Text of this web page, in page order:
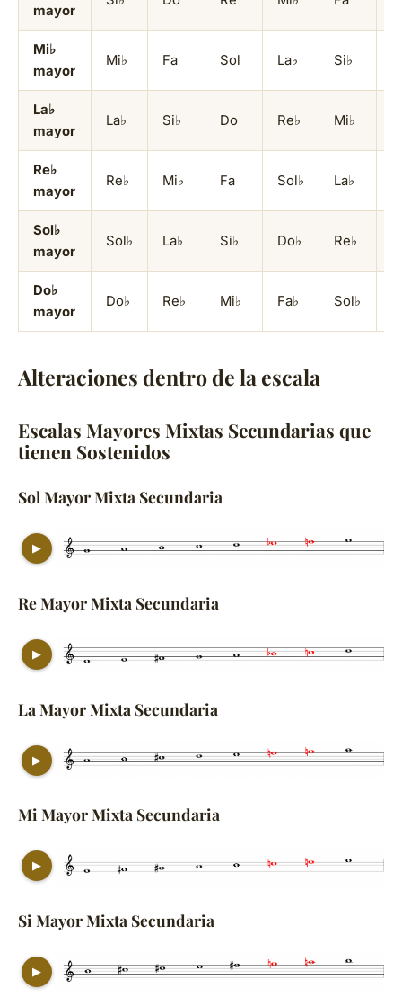
mayor
Mi♭
mayor
Mi♭ Fa Sol La♭ Si♭
La♭
mayor
La♭ Si♭ Do Re♭ Mi♭
Re♭
mayor
Re♭ Mi♭ Fa Sol♭ La♭
Sol♭
mayor
Sol♭ La♭ Si♭ Do♭ Re♭
Do♭
mayor
Do♭ Re♭ Mi♭ Fa♭ Sol♭
Alteraciones dentro de la escala
Escalas Mayores Mixtas Secundarias que
tienen Sostenidos
Sol Mayor Mixta Secundaria
▶
Re Mayor Mixta Secundaria
▶
La Mayor Mixta Secundaria
▶
Mi Mayor Mixta Secundaria
▶
Si Mayor Mixta Secundaria
▶